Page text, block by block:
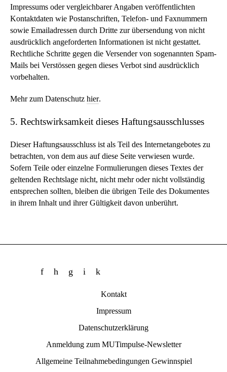
Impressums oder vergleichbarer Angaben veröffentlichten
Kontaktdaten wie Postanschriften, Telefon- und Faxnummern
sowie Emailadressen durch Dritte zur übersendung von nicht
ausdrücklich angeforderten Informationen ist nicht gestattet.
Rechtliche Schritte gegen die Versender von sogenannten Spam-
Mails bei Verstössen gegen dieses Verbot sind ausdrücklich
vorbehalten.
Mehr zum Datenschutz hier.
5. Rechtswirksamkeit dieses Haftungsausschlusses
Dieser Haftungsausschluss ist als Teil des Internetangebotes zu
betrachten, von dem aus auf diese Seite verwiesen wurde.
Sofern Teile oder einzelne Formulierungen dieses Textes der
geltenden Rechtslage nicht, nicht mehr oder nicht vollständig
entsprechen sollten, bleiben die übrigen Teile des Dokumentes
in ihrem Inhalt und ihrer Gültigkeit davon unberührt.
Kontakt
Impressum
Datenschutzerklärung
Anmeldung zum MUTimpulse-Newsletter
Allgemeine Teilnahmebedingungen Gewinnspiel